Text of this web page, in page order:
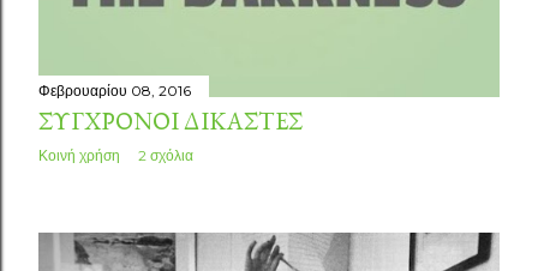
Φεβρουαρίου 08, 2016
ΣΎΓΧΡΟΝΟΙ ΔΙΚΑΣΤΈΣ
Κοινή χρήση 2 σχόλια